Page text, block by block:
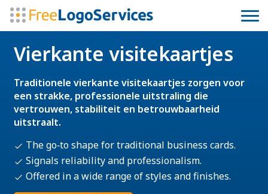
Vierkante visitekaartjes
Traditionele vierkante visitekaartjes zorgen voor
een strakke, professionele uitstraling die
vertrouwen, stabiliteit en betrouwbaarheid
uitstraalt.
The go‑to shape for traditional business cards.
Signals reliability and professionalism.
Offered in a wide range of styles and finishes.